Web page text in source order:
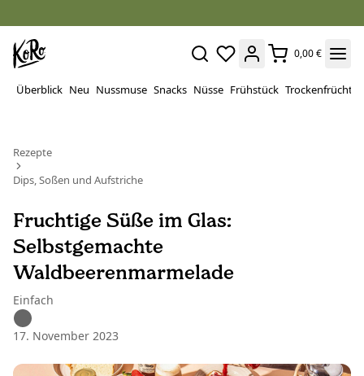
0,00 €
Überblick Neu Nussmuse Snacks Nüsse Frühstück Trockenfrüchte
Rezepte
Dips, Soßen und Aufstriche
Fruchtige Süße im Glas:
Selbstgemachte
Waldbeerenmarmelade
Einfach
17. November 2023